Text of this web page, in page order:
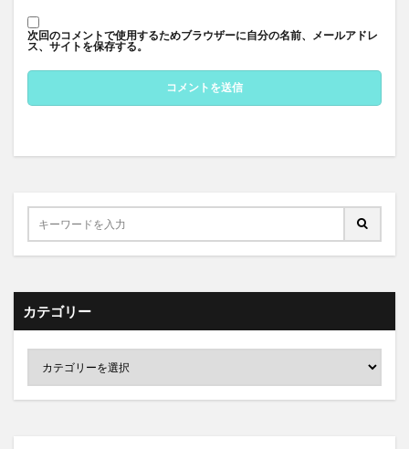
次回のコメントで使用するためブラウザーに自分の名前、メールアドレ
ス、サイトを保存する。
カテゴリー